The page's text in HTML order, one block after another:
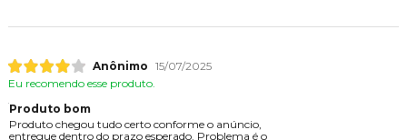
Anônimo 15/07/2025
Eu recomendo esse produto.
Produto bom
Produto chegou tudo certo conforme o anúncio,
entregue dentro do prazo esperado. Problema é o